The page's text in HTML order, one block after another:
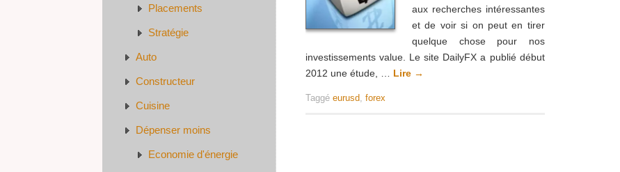
aux recherches intéressantes
et de voir si on peut en tirer
quelque chose pour nos
investissements value. Le site DailyFX a publié début
2012 une étude, … Lire →
Taggé eurusd, forex
Placements
Stratégie
Auto
Constructeur
Cuisine
Dépenser moins
Economie d'énergie